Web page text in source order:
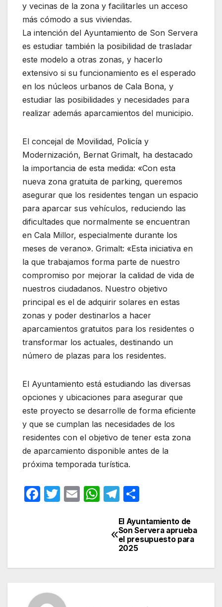
y vecinas de la zona y facilitarles un acceso
más cómodo a sus viviendas.
La intención del Ayuntamiento de Son Servera
es estudiar también la posibilidad de trasladar
este modelo a otras zonas, y hacerlo
extensivo si su funcionamiento es el esperado
en los núcleos urbanos de Cala Bona, y
estudiar las posibilidades y necesidades para
realizar además aparcamientos del municipio.
El concejal de Movilidad, Policía y
Modernización, Bernat Grimalt, ha destacado
la importancia de esta medida: «Con esta
nueva zona gratuita de parking, queremos
asegurar que los residentes tengan un espacio
para aparcar sus vehículos, reduciendo las
dificultades que normalmente se encuentran
en Cala Millor, especialmente durante los
meses de verano». Grimalt: «Esta iniciativa en
la que trabajamos forma parte de nuestro
compromiso por mejorar la calidad de vida de
nuestros ciudadanos. Nuestro objetivo
principal es el de adquirir solares en estas
zonas y poder destinarlos a hacer
aparcamientos gratuitos para los residentes o
transformar los actuales, destinando un
número de plazas para los residentes.
El Ayuntamiento está estudiando las diversas
opciones y ubicaciones para asegurar que
este proyecto se desarrolle de forma eficiente
y que se cumplan las necesidades de los
residentes con el objetivo de tener esta zona
de aparcamiento disponible antes de la
próxima temporada turística.
F
o
o
T
E
W
p
T
e
gr
a
m
m
p
tir
entradas
El Ayuntamiento de
Son Servera aprueba
el presupuesto para
2025